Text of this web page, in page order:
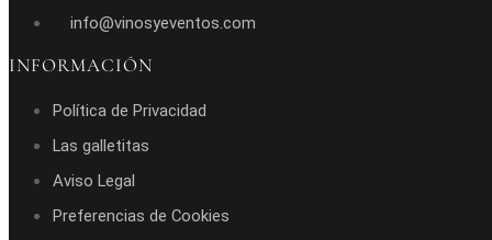
info@vinosyeventos.com
INFORMACIÓN
Política de Privacidad
Las galletitas
Aviso Legal
Preferencias de Cookies